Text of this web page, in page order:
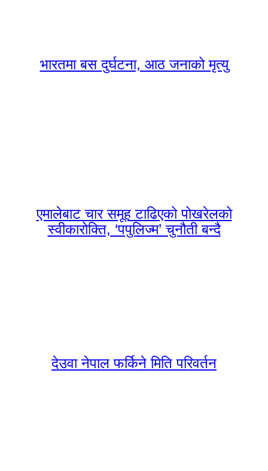
भारतमा बस दुर्घटना, आठ जनाको मृत्यु
एमालेबाट चार समूह टाढिएको पोखरेलको
स्वीकारोक्ति, ‘पपुलिज्म’ चुनौती बन्दै
देउवा नेपाल फर्किने मिति परिवर्तन